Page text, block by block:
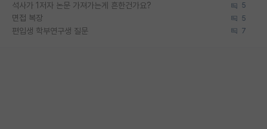
석사가 1저자 논문 가져가는게 흔한건가요? 5
면접 복장 5
편입생 학부연구생 질문 7